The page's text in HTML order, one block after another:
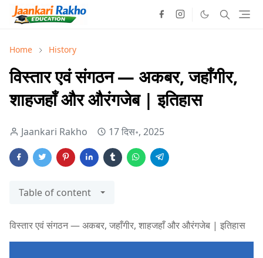
Home History
विस्तार एवं संगठन — अकबर, जहाँगीर,
शाहजहाँ और औरंगजेब | इतिहास
Jaankari Rakho 17 दिस॰, 2025
Table of content
विस्तार एवं संगठन — अकबर, जहाँगीर, शाहजहाँ और औरंगजेब | इतिहास